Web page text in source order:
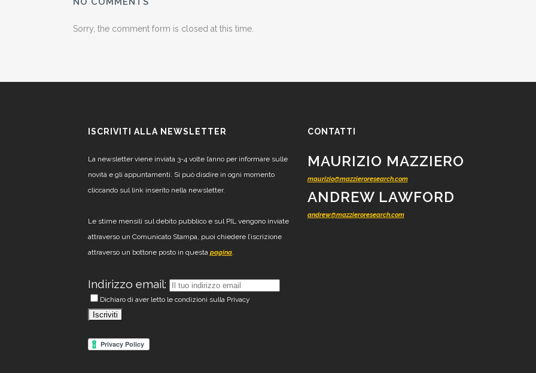
Sorry, the comment form is closed at this time.
ISCRIVITI ALLA NEWSLETTER
La newsletter viene inviata 3-4 volte l’anno per informare sulle
novità e gli appuntamenti. Si può disdire in ogni momento
cliccando sul link inserito nella newsletter.
Le stime mensili sul debito pubblico e sul PIL vengono inviate
attraverso un Comunicato Stampa, puoi chiedere l’iscrizione
attraverso un bottone posto in questa pagina.
Indirizzo email:
Dichiaro di aver letto le condizioni sulla Privacy
CONTATTI
MAURIZIO MAZZIERO
maurizio@mazzieroresearch.com
ANDREW LAWFORD
andrew@mazzieroresearch.com